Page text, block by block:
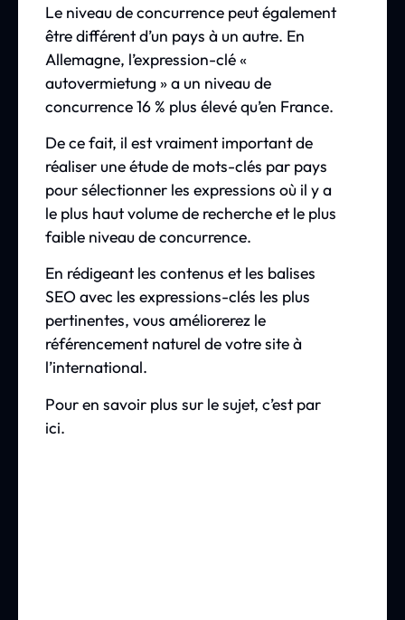
Le niveau de concurrence peut également
être différent d’un pays à un autre. En
Allemagne, l’expression-clé «
autovermietung » a un niveau de
concurrence 16 % plus élevé qu’en France.
De ce fait, il est vraiment important de
réaliser une étude de mots-clés par pays
pour sélectionner les expressions où il y a
le plus haut volume de recherche et le plus
faible niveau de concurrence.
En rédigeant les contenus et les balises
SEO avec les expressions-clés les plus
pertinentes, vous améliorerez le
référencement naturel de votre site à
l’international.
Pour en savoir plus sur le sujet, c’est par
ici.